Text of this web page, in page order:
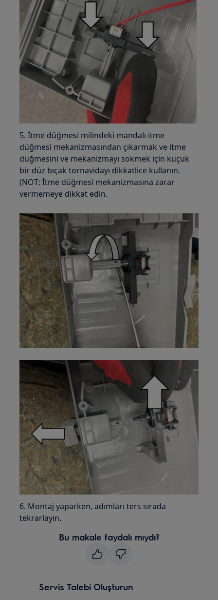
5. İtme düğmesi milindeki mandalı itme
düğmesi mekanizmasından çıkarmak ve itme
düğmesini ve mekanizmayı sökmek için küçük
bir düz bıçak tornavidayı dikkatlice kullanın.
(NOT: İtme düğmesi mekanizmasına zarar
vermemeye dikkat edin.
6. Montaj yaparken, adımları ters sırada
tekrarlayın.
Bu makale faydalı mıydı?
Servis Talebi Oluşturun